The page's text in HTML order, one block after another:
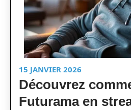
15 JANVIER 2026
Découvrez
Futurama en